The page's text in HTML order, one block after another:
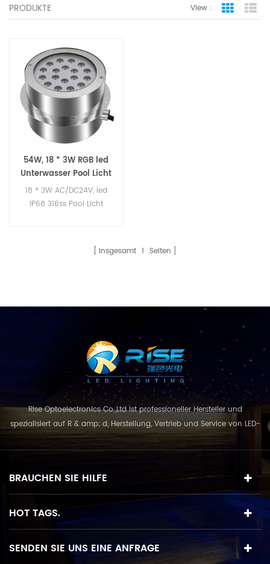
PRODUKTE View : Grid View
54W, 18 * 3W RGB led
Unterwasser Pool Licht
18 * 3W AC/DC24V, led
IP68 316ss Pool Licht
Insgesamt 1 Seiten
Rise Optoelectronics Co.,Ltd ist professioneller Hersteller und
spezialisiert auf R & amp; d, Herstellung, Vertrieb und Service von LED-
Beleuchtungsprodukte, mit einer breiten Auswahl an
Beleuchtungseinheiten für Wohn-, Gewerbe-, und
"Qualität zuerst, Service in erster Linie", kombinie...
BRAUCHEN SIE HILFE
HOT TAGS.
SENDEN SIE UNS EINE ANFRAGE